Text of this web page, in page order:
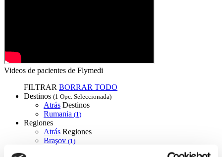
Videos de pacientes de Flymedi
FILTRAR BORRAR TODO
Destinos (1 Opc. Seleccionada)
Atrás Destinos
Rumania (1)
Regiones
Atrás Regiones
Braşov (1)